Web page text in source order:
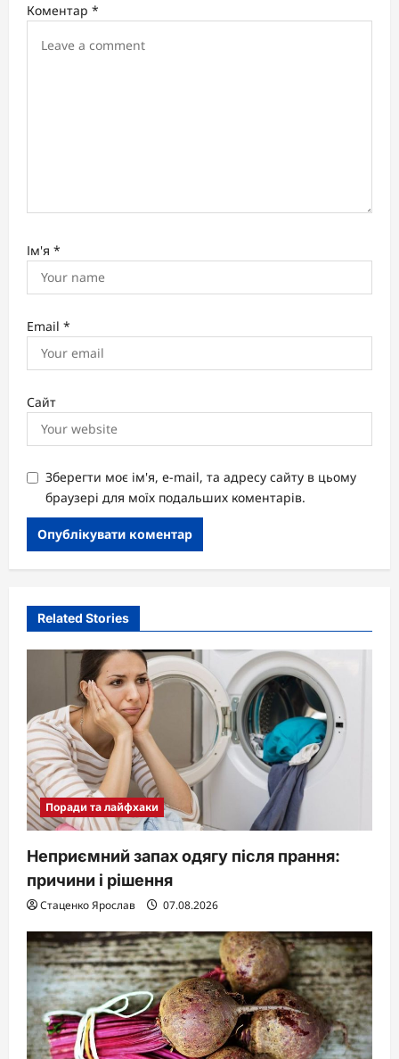
i
Коментар *
Ім'я *
Email *
Сайт
Зберегти моє ім'я, e-mail, та адресу сайту в цьому
браузері для моїх подальших коментарів.
Related Stories
Поради та лайфхаки
Неприємний запах одягу після прання:
причини і рішення
Стаценко Ярослав 07.08.2026